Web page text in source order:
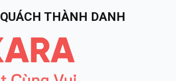
QUÁCH THÀNH DANH